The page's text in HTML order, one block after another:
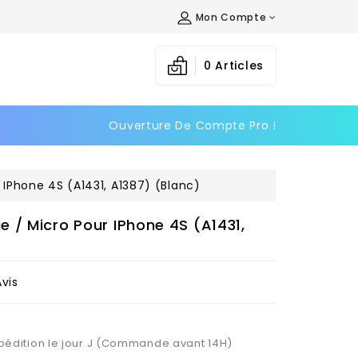
Mon Compte
0 Articles
Ouverture De Compte Pro !
4S (A1431, A1387) (Blanc)
/ Micro Pour IPhone 4S (A1431,
le jour J (Commande avant 14H)